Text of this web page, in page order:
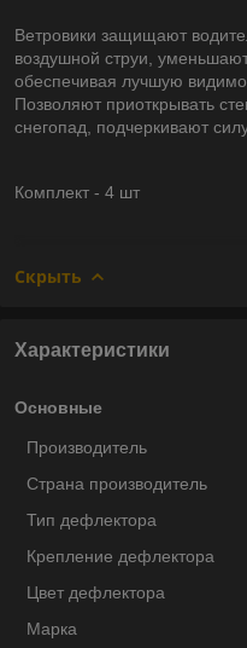
Ветровики защищают
воздушной струи,
обеспечивая лучшую
Позволяют приоткрывать
снегопад, подчеркивают
Комплект - 4 шт
Скрыть
Характеристики
Основные
Производитель
Страна производитель
Тип дефлектора
Крепление дефлектора
Цвет дефлектора
Марка